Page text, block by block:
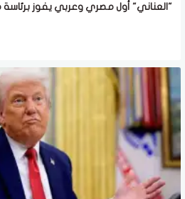
"العناني" أول مصري وعربي يفوز